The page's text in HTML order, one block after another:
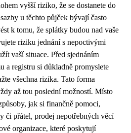
vyšší riziko, že se dostanete do
u těchto půjček bývají často
k tomu, že splátky budou nad vaše
riziku jednání s nepoctivými
vaší situace. Před sjednáním
a registru si důkladně promyslete
všechna rizika. Tato forma
až tou poslední možností. Místo
jak si finančně pomoci,
či přátel, prodej nepotřebných věcí
organizace, které poskytují